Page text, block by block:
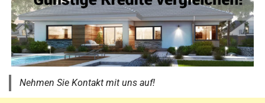
Nehmen Sie Kontakt mit uns auf!